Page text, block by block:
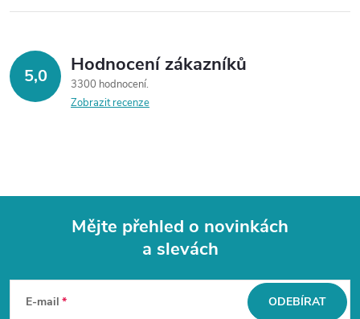
5,0 Hodnocení zákazníků
3300 hodnocení
Zobrazit recenze
Mějte přehled o novinkách
a slevách
E-mail ODEBÍRAT